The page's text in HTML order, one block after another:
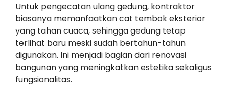
Untuk pengecatan ulang gedung, kontraktor
biasanya memanfaatkan cat tembok eksterior
yang tahan cuaca, sehingga gedung tetap
terlihat baru meski sudah bertahun-tahun
digunakan. Ini menjadi bagian dari renovasi
bangunan yang meningkatkan estetika sekaligus
fungsionalitas.